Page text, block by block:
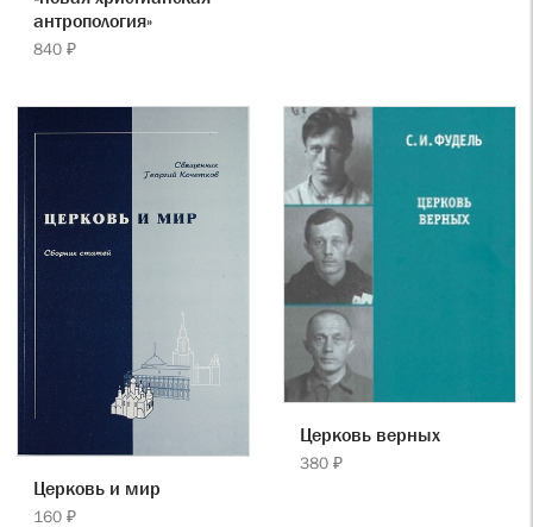
антропология»
840 ₽
Церковь и мир
160 ₽
Церковь верных
380 ₽